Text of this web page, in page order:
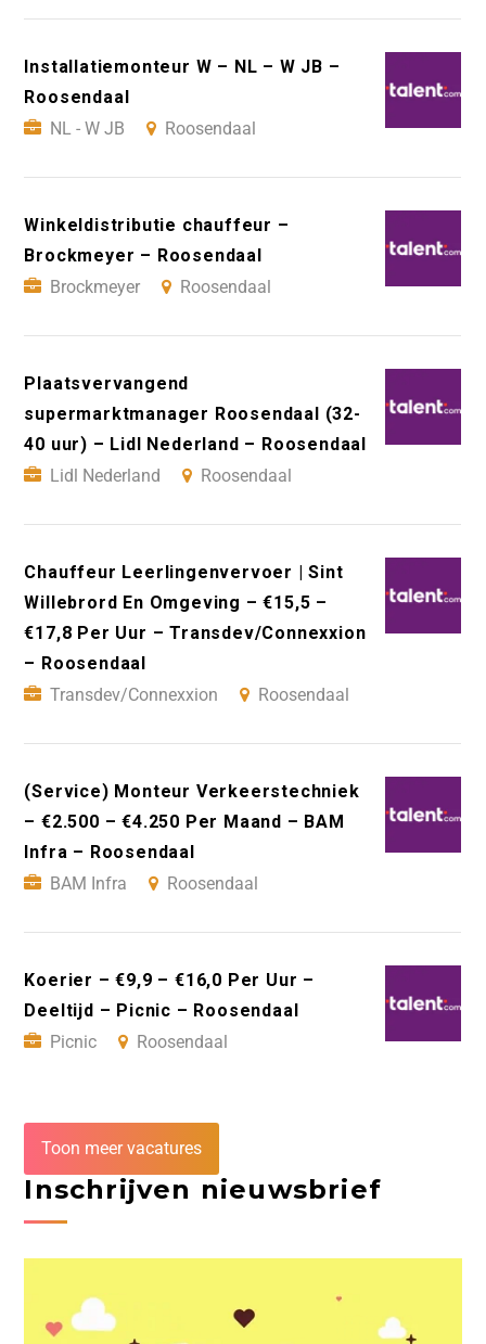
Installatiemonteur W – NL – W JB –
Roosendaal
NL - W JB
Roosendaal
Winkeldistributie chauffeur –
Brockmeyer – Roosendaal
Brockmeyer
Roosendaal
Plaatsvervangend
supermarktmanager Roosendaal (32-
40 uur) – Lidl Nederland – Roosendaal
Lidl Nederland
Roosendaal
Chauffeur Leerlingenvervoer | Sint
Willebrord En Omgeving – €15,5 –
€17,8 Per Uur – Transdev/Connexxion
– Roosendaal
Transdev/Connexxion
Roosendaal
(Service) Monteur Verkeerstechniek
– €2.500 – €4.250 Per Maand – BAM
Infra – Roosendaal
BAM Infra
Roosendaal
Koerier – €9,9 – €16,0 Per Uur –
Deeltijd – Picnic – Roosendaal
Picnic
Roosendaal
Toon meer vacatures
Inschrijven nieuwsbrief